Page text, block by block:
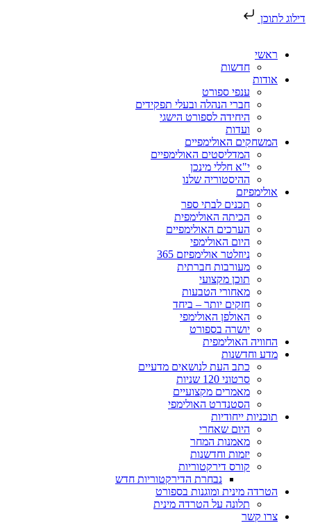
דילוג לתוכן
ראשי
חדשות
אודות
ענפי ספורט
חברי הנהלה ובעלי תפקידים
היחידה לספורט הישגי
ועדות
המשחקים האולימפיים
המדליסטים האולימפיים
י"א חללי מינכן
ההיסטוריה שלנו
אולימפיזם
תכנים לבתי ספר
הכיתה האולימפית
הערכים האולימפיים
היום האולימפי
ניוזלטר אולימפיזם 365
מעורבות חברתית
תוכן מקצועי
מאחורי הטבעות
חזקים יותר – ביחד
האולפן האולימפי
יושרה בספורט
החוויה האולימפית
מדע וחדשנות
כתב העת לנושאים מדעיים
סרטוני 120 שניות
מאמרים מקצועיים
הסטנדרט האולימפי
תוכניות ייחודיות
היום שאחרי
מאמנות המחר
יזמות וחדשנות
קורס דירקטוריות
נבחרת הדירקטוריות חדש
הטרדה מינית ומוגנות בספורט
תלונה על הטרדה מינית
צרו קשר